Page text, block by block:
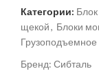
Категории:
щекой, Блоки
Бренд: Сибталь